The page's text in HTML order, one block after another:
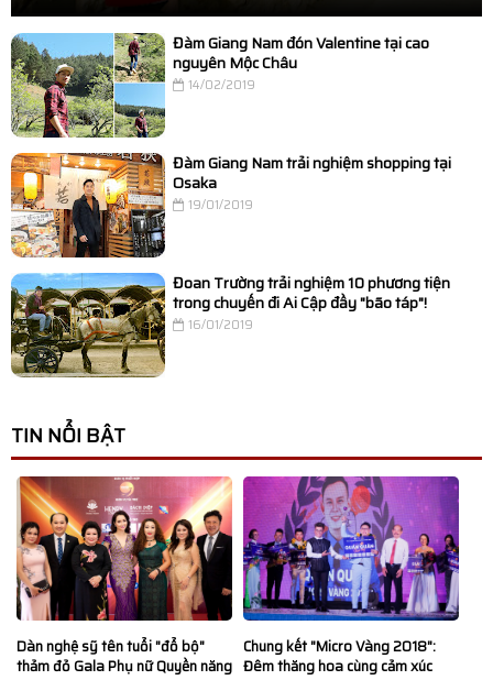
Đàm Giang Nam đón Valentine tại cao
nguyên Mộc Châu
14/02/2019
Đàm Giang Nam trải nghiệm shopping tại
Osaka
19/01/2019
Đoan Trường trải nghiệm 10 phương tiện
trong chuyến đi Ai Cập đầy "bão táp"!
16/01/2019
TIN NỔI BẬT
Dàn nghệ sỹ tên tuổi "đổ bộ"
thảm đỏ Gala Phụ nữ Quyền năng
Chung kết "Micro Vàng 2018":
Đêm thăng hoa cùng cảm xúc